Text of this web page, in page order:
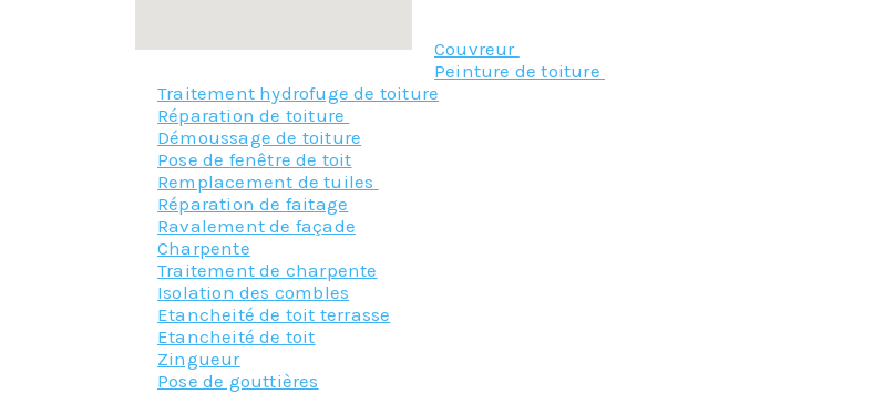
Couvreur
Peinture de toiture
Traitement hydrofuge de toiture
Réparation de toiture
Démoussage de toiture
Pose de fenêtre de toit
Remplacement de tuiles
Réparation de faitage
Ravalement de façade
Charpente
Traitement de charpente
Isolation des combles
Etancheité de toit terrasse
Etancheité de toit
Zingueur
Pose de gouttières